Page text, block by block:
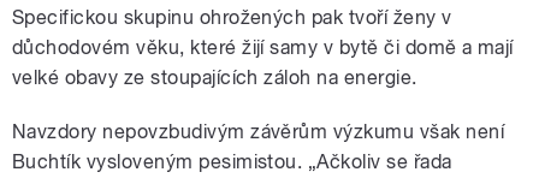
Specifickou skupinu ohrožených pak tvoří ženy v
důchodovém věku, které žijí samy v bytě či domě a mají
velké obavy ze stoupajících záloh na energie.
Navzdory nepovzbudivým závěrům výzkumu však není
Buchtík vysloveným pesimistou. „Ačkoliv se řada